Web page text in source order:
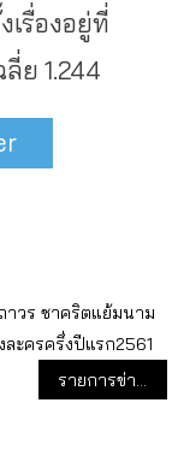
เรื่องอยู่ที่
ย 1.244
วร ชาคริตแย้มนาม
ละครครึ่งปีแรก2561
รายการข่าวทำได้ ไทยรัฐทีวี ขึ้นแท่นอันดับ 3